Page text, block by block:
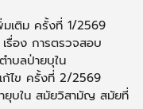
เติม ครั้งที่ 1/2569
รื่อง การตรวจสอบ
บลป่ายบุใน
ไข ครั้งที่ 2/2569
ยุบใน สมัยวิสามัญ สมัยที่